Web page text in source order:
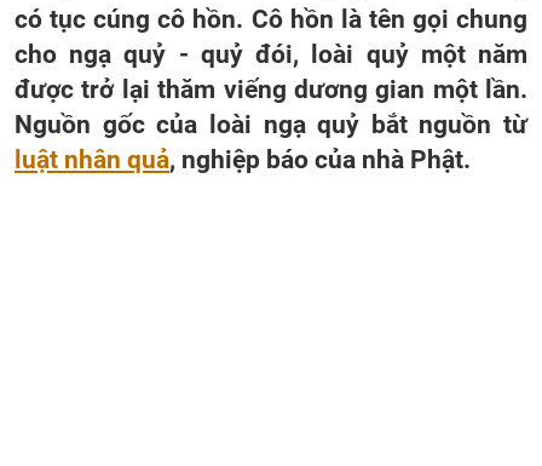
có tục cúng cô hồn. Cô hồn là tên gọi chung
cho ngạ quỷ - quỷ đói, loài quỷ một năm
được trở lại thăm viếng dương gian một lần.
Nguồn gốc của loài ngạ quỷ bắt nguồn từ
luật nhân quả, nghiệp báo của nhà Phật.